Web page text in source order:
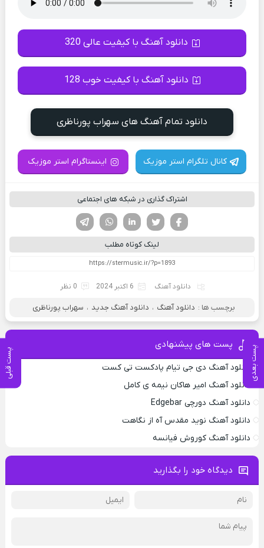
پست بعدی پست قبلی
دانلود آهنگ با کیفیت عالی 320
دانلود آهنگ با کیفیت خوب 128
دانلود تمام آهنگ های سهراب پورناظری
کانال تلگرام استر موزیک اینستاگرام استر موزیک
اشتراک گذاری در شبکه های اجتماعی
لینکدین تویتر
فیسوک
لینک کوتاه مطلب
دانلود آهنگ 6 اکتبر 2024 0 نظر
برچسب ها : دانلود آهنگ ، دانلود آهنگ جدید ، سهراب پورناظری
پست های پیشنهادی
دانلود آهنگ دی جی تیام پادکست تی کست
دانلود آهنگ امیر هاکان نیمه ی کامل
دانلود آهنگ دورچی Edgebar
دانلود آهنگ نوید مقدس آه از نگاهت
دانلود آهنگ کوروش فیانسه
دیدگاه خود را بگذارید